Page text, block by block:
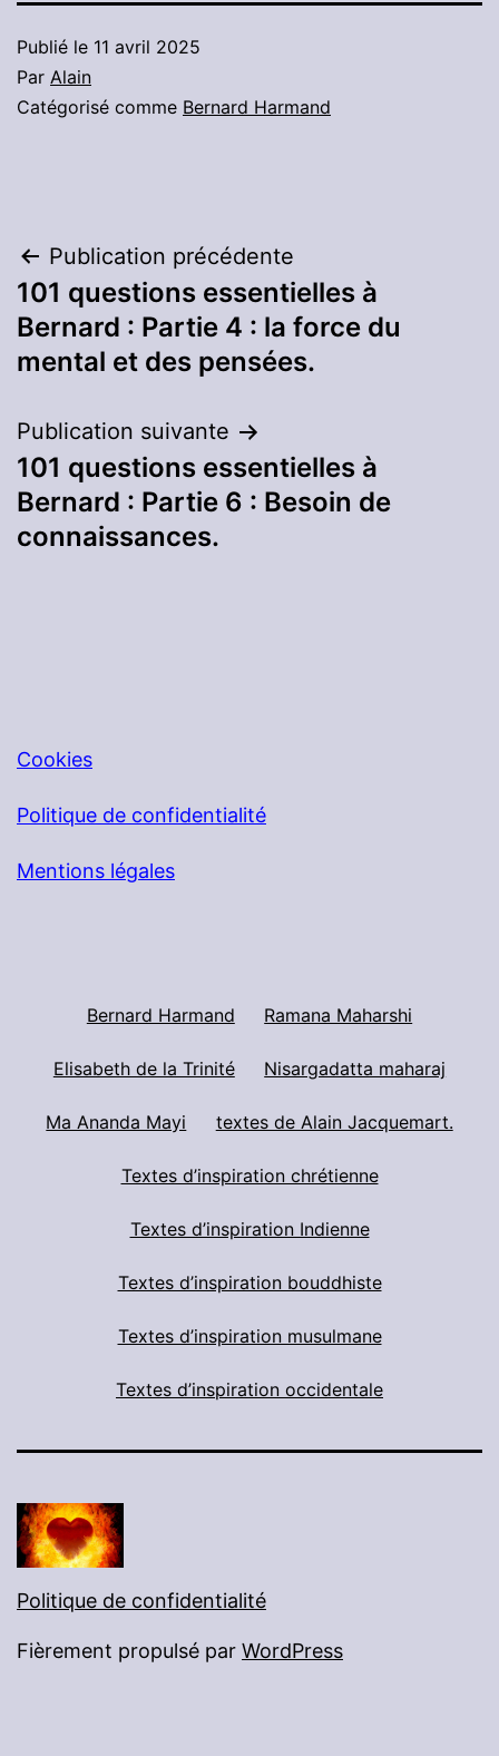
Publié le 11 avril 2025
Par Alain
Catégorisé comme Bernard Harmand
Navigation
de
l’article
Publication précédente
101 questions essentielles à
Bernard : Partie 4 : la force du
mental et des pensées.
Publication suivante
101 questions essentielles à
Bernard : Partie 6 : Besoin de
connaissances.
Cookies
Politique de confidentialité
Mentions légales
Bernard Harmand Ramana Maharshi
Elisabeth de la Trinité Nisargadatta maharaj
Ma Ananda Mayi textes de Alain Jacquemart.
Textes d’inspiration chrétienne
Textes d’inspiration Indienne
Textes d’inspiration bouddhiste
Textes d’inspiration musulmane
Textes d’inspiration occidentale
Politique de confidentialité
Fièrement propulsé par WordPress